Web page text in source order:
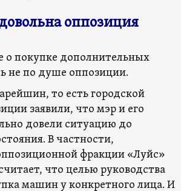
оппозиция
покупке дополнительных
не по душе оппозиции.
то есть городской
заявили, что мэр и его
довели ситуацию до
В частности,
фракции «Луйс»
что целью руководства
машин у конкретного лица. И